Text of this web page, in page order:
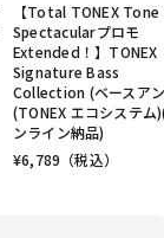
【Total TONEX Tone
Spectacularプロモ
Extended！】TONEX
Signature Bass
Collection (ベースア
(TONEX エコシステム
ンライン納品)
¥6,789 （税込）